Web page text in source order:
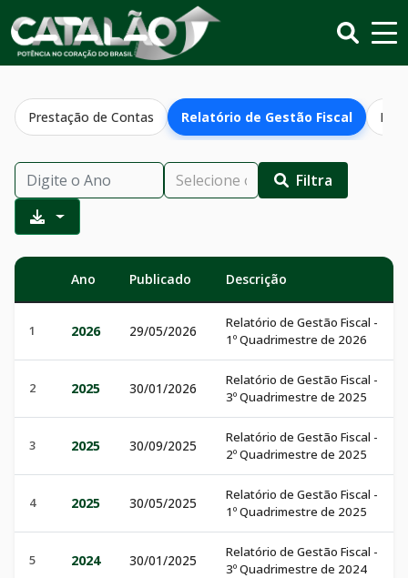
Prestação de Contas Relatório de Gestão Fiscal
Filtra
Ano Publicado Descrição
1 2026 29/05/2026
Relatório de Gestão Fiscal -
1º Quadrimestre de 2026
2 2025 30/01/2026
Relatório de Gestão Fiscal -
3º Quadrimestre de 2025
3 2025 30/09/2025
Relatório de Gestão Fiscal -
2º Quadrimestre de 2025
4 2025 30/05/2025
Relatório de Gestão Fiscal -
1º Quadrimestre de 2025
5 2024 30/01/2025
Relatório de Gestão Fiscal -
3º Quadrimestre de 2024